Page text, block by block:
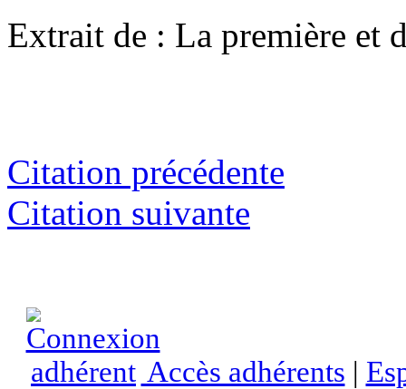
Extrait de : La première et
Citation précédente
Citation suivante
Accès adhérents |